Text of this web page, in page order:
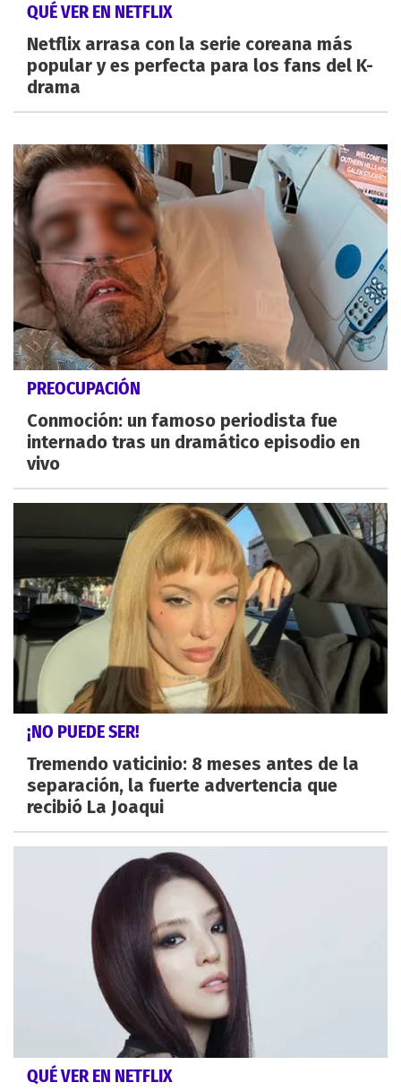
QUÉ VER EN NETFLIX
Netflix arrasa con la serie coreana más
popular y es perfecta para los fans del K-
drama
PREOCUPACIÓN
Conmoción: un famoso periodista fue
internado tras un dramático episodio en
vivo
¡NO PUEDE SER!
Tremendo vaticinio: 8 meses antes de la
separación, la fuerte advertencia que
recibió La Joaqui
QUÉ VER EN NETFLIX